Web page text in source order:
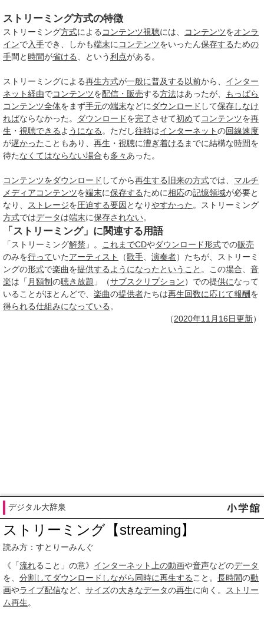
ストリーミング方式の特徴
ストリーミング方式による コンテンツ視聴には、 コンテンツをオンラ
インで入手でき、しかも端末に コンテンツをいったん保存するための
手間と時間が省ける 、という利点がある。
ストリーミングによる再生方式が一般に普及する 以前から、 インター
ネット経由でコンテンツを配信・販売する方法はあったが、
もっぱら
コンテンツ全体をまず手元の端末などに ダウンロード して保存しなけ
ればならなかった。 ダウンロードを完了させて初めてコンテンツを再
生 ・ 視聴できる よ うになる 。ただし往時はインターネットの回線速度
が遅かった こともあり、 再生 ・ 視聴に漕ぎ着ける までに結構な時間を
待たなくてはならない場合も多々 あった。
コンテンツをダウンロード してから再生する 旧来の方式では、 マルチ
メディアコンテンツを端末に保存するために相応の記憶領域が必要と
なり、
ストレージを圧迫する要因 となりやすかった 。ストリーミング
方式ではデータは端末に保存されない。
「ストリーミング」に関連する用語
「ストリーミング解禁 」。 これまでCDやダウンロード形式での販売
のみを行っていたアーティスト （歌手 演奏者）たちが、ストリーミ
ングの形式で楽曲を提供する ようになった ということ 。この場合
音
楽は「 月額制の聴き放題 」（サブスクリプション）での提供になって
いることがほとんどで、 楽曲の提供者たちは再生回数に応じて報酬を
得られる仕組みになっている 。
（2020年11月 16日更新）
デジタル大辞泉
ストリーミング【streaming】
読み方：すとりーみんぐ
《「流れること」の意》 インターネット上の動画や音声などのデータ
を、 分割してダウンロード しながら同時に再生する こと。 長時間の動
画やライブ配信など、 サイズの大きなデータの再生に向く。
ストリー
ム再生。